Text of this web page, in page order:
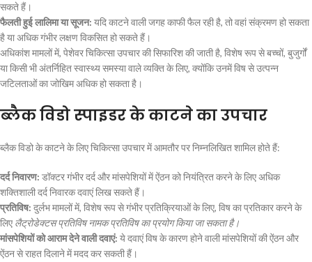
सकते हैं।
फैलती हुई लालिमा या सूजन: यदि काटने वाली जगह काफी फैल रही है, तो वहां संक्रमण हो सकता
है या अधिक गंभीर लक्षण विकसित हो सकते हैं।
अधिकांश मामलों में, पेशेवर चिकित्सा उपचार की सिफारिश की जाती है, विशेष रूप से बच्चों, बुजुर्गों
या किसी भी अंतर्निहित स्वास्थ्य समस्या वाले व्यक्ति के लिए, क्योंकि उनमें विष से उत्पन्न
जटिलताओं का जोखिम अधिक हो सकता है।
ब्लैक विडो स्पाइडर के काटने का उपचार
ब्लैक विडो के काटने के लिए चिकित्सा उपचार में आमतौर पर निम्नलिखित शामिल होते हैं:
दर्द निवारण: डॉक्टर गंभीर दर्द और मांसपेशियों में ऐंठन को नियंत्रित करने के लिए अधिक
शक्तिशाली दर्द निवारक दवाएं लिख सकते हैं।
प्रतिविष: दुर्लभ मामलों में, विशेष रूप से गंभीर प्रतिक्रियाओं के लिए, विष का प्रतिकार करने के
लिए लैट्रोडेक्टस प्रतिविष नामक प्रतिविष का प्रयोग किया जा सकता है।
मांसपेशियों को आराम देने वाली दवाएं: ये दवाएं विष के कारण होने वाली मांसपेशियों की ऐंठन और
ऐंठन से राहत दिलाने में मदद कर सकती हैं।